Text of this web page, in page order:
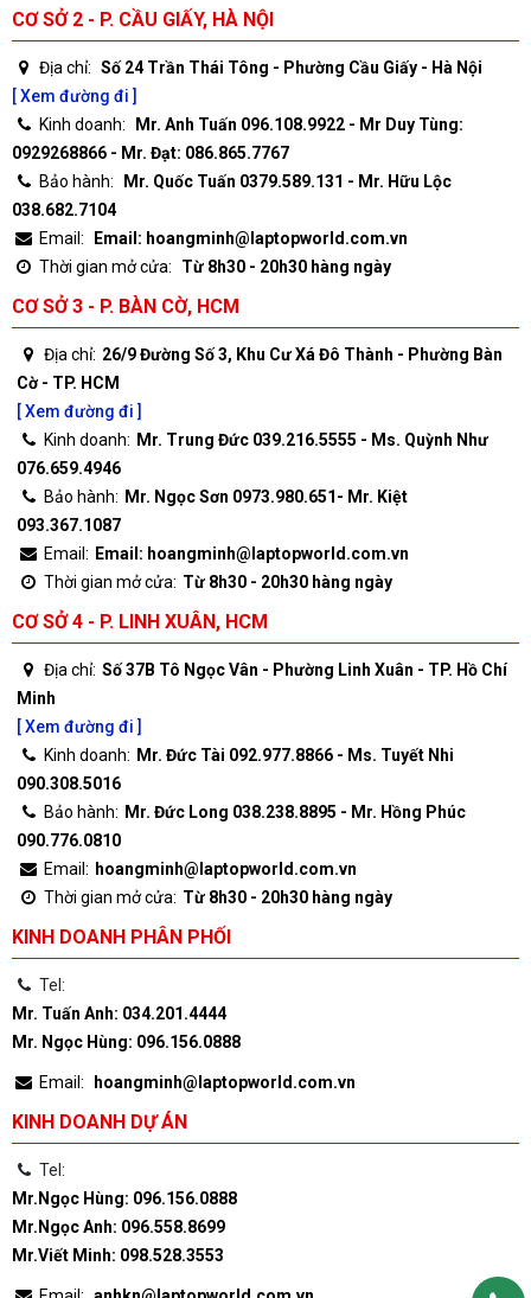
CƠ SỞ 2 - P. CẦU GIẤY, HÀ NỘI
Địa chỉ: Số 24 Trần Thái Tông - Phường Cầu Giấy - Hà Nội
[ Xem đường đi ]
Kinh doanh:
Mr. Anh Tuấn 096.108.9922 - Mr Duy Tùng:
0929268866 - Mr. Đạt: 086.865.7767
Bảo hành:
Mr. Quốc Tuấn 0379.589.131 - Mr. Hữu Lộc
038.682.7104
Email:
Email: hoangminh@laptopworld.com.vn
Thời gian mở cửa:
Từ 8h30 - 20h30 hàng ngày
CƠ SỞ 3 - P. BÀN CỜ, HCM
Địa chỉ: 26/9 Đường Số 3, Khu Cư Xá Đô Thành - Phường Bàn
Cờ - TP. HCM
[ Xem đường đi ]
Kinh doanh: Mr. Trung Đức 039.216.5555 - Ms. Quỳnh Như
076.659.4946
Bảo hành: Mr. Ngọc Sơn 0973.980.651- Mr. Kiệt
093.367.1087
Email: Email: hoangminh@laptopworld.com.vn
Thời gian mở cửa: Từ 8h30 - 20h30 hàng ngày
CƠ SỞ 4 - P. LINH XUÂN, HCM
Địa chỉ: Số 37B Tô Ngọc Vân - Phường Linh Xuân - TP. Hồ Chí
Minh
[ Xem đường đi ]
Kinh doanh: Mr. Đức Tài 092.977.8866 - Ms. Tuyết Nhi
090.308.5016
Bảo hành: Mr. Đức Long 038.238.8895 - Mr. Hồng Phúc
090.776.0810
Email: hoangminh@laptopworld.com.vn
Thời gian mở cửa: Từ 8h30 - 20h30 hàng ngày
KINH DOANH PHÂN PHỐI
Tel:
Mr. Tuấn Anh: 034.201.4444
Mr. Ngọc Hùng: 096.156.0888
Email: hoangminh@laptopworld.com.vn
KINH DOANH DỰ ÁN
Tel:
Mr.Ngọc Hùng: 096.156.0888
Mr.Ngọc Anh: 096.558.8699
Mr.Viết Minh: 098.528.3553